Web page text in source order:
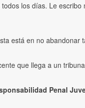
los días. Le
está en no abandonar
que llega a un
Penal